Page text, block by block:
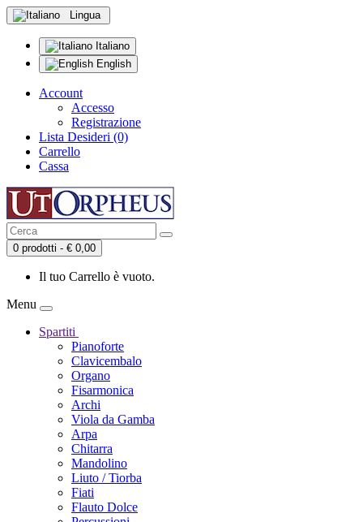
Lingua
Italiano
English
Account
Accesso
Registrazione
Lista Desideri (0)
Carrello
Cassa
0 prodotti - € 0,00
Il tuo Carrello è vuoto.
Menu
Spartiti
Pianoforte
Clavicembalo
Organo
Fisarmonica
Archi
Viola da Gamba
Arpa
Chitarra
Mandolino
Liuto / Tiorba
Fiati
Flauto Dolce